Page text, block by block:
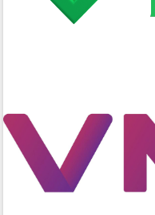
đấu có 77% xã đạt chuẩn nông thôn
đai
Ứng dụng sinh trắc học - Bước tiến
trong hành trình chuyển đổi số tại
Lắk
Đắk Lắk nâng cao hiệu quả công tác